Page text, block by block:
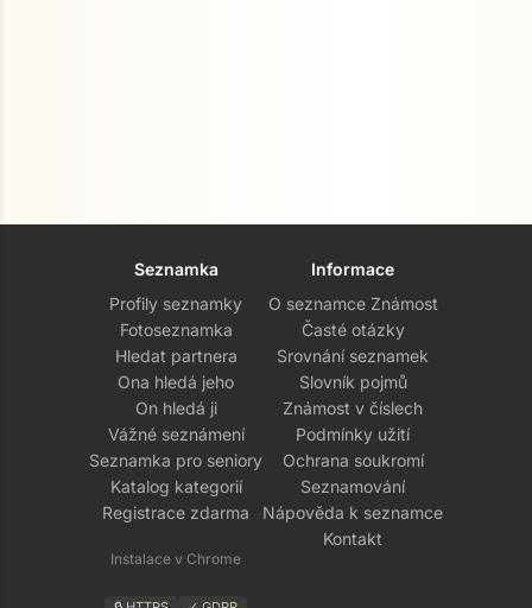
Seznamka
Profily seznamky
Fotoseznamka
Hledat partnera
Ona hledá jeho
On hledá ji
Vážné seznámení
Seznamka pro seniory
Katalog kategorií
Registrace zdarma
Instalace v Chrome
Informace
O seznamce Známost
Časté otázky
Srovnání seznamek
Slovník pojmů
Známost v číslech
Podmínky užití
Ochrana soukromí
Seznamování
Nápověda k seznamce
Kontakt